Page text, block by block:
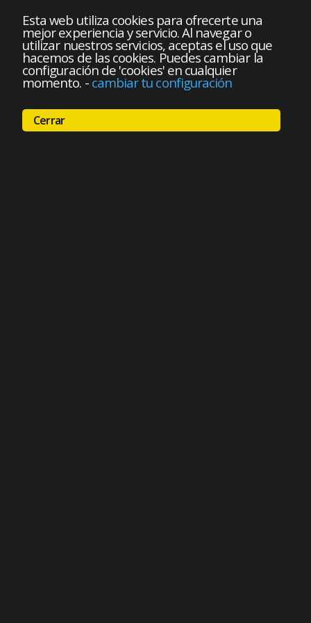
Esta web utiliza cookies para ofrecerte una
mejor experiencia y servicio. Al navegar o
utilizar nuestros servicios, aceptas el uso que
hacemos de las cookies. Puedes cambiar la
configuración de 'cookies' en cualquier
momento. - cambiar tu configuración
Cerrar